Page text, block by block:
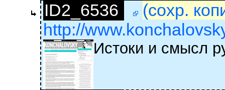
ID2_6536
(сохр.
http://
Истоки и смысл